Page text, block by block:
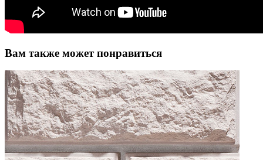
Вам также может понравиться